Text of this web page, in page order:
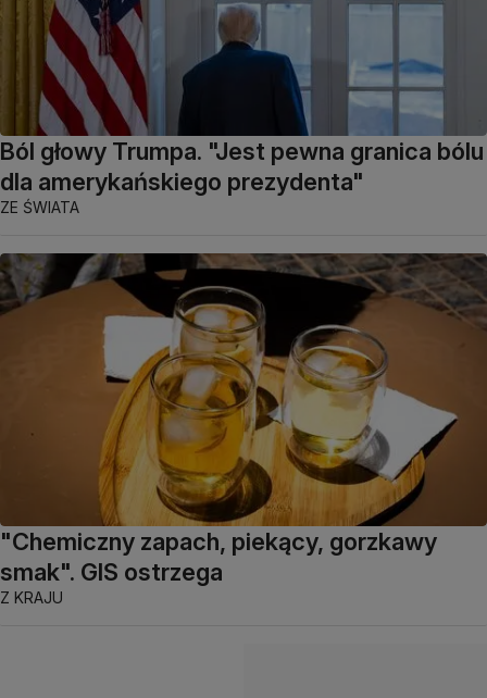
Ból głowy Trumpa. "Jest pewna granica bólu
dla amerykańskiego prezydenta"
ZE ŚWIATA
"Chemiczny zapach, piekący, gorzkawy
smak". GIS ostrzega
Z KRAJU